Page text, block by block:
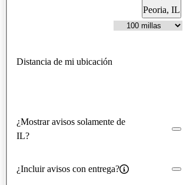
Peoria, IL
Distancia de mi ubicación
¿Mostrar avisos solamente de
IL?
¿Incluir avisos con entrega?